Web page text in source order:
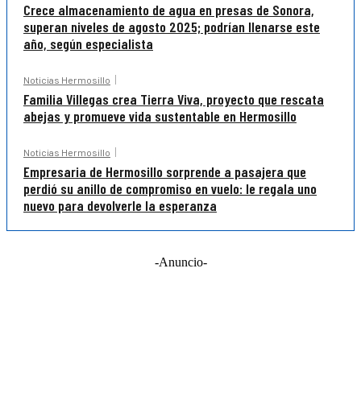
Crece almacenamiento de agua en presas de Sonora,
superan niveles de agosto 2025; podrían llenarse este
año, según especialista
Noticias Hermosillo
Familia Villegas crea Tierra Viva, proyecto que rescata
abejas y promueve vida sustentable en Hermosillo
Noticias Hermosillo
Empresaria de Hermosillo sorprende a pasajera que
perdió su anillo de compromiso en vuelo: le regala uno
nuevo para devolverle la esperanza
-Anuncio-